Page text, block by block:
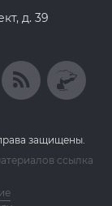
д. 39
защищены.
ссылка